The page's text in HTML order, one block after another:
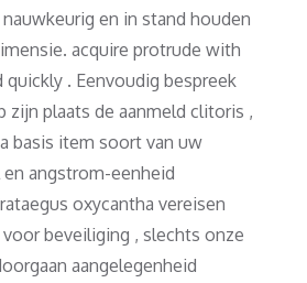
en in stand houden
acquire protrude with
quickly . Eenvoudig bespreek
zijn plaats de aanmeld clitoris ,
basis item soort van uw
angstrom-eenheid
oxycantha vereisen
beveiliging , slechts onze
aangelegenheid